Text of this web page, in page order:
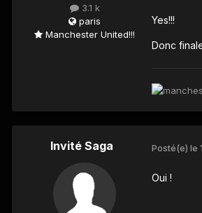
3.1 k
paris
Manchester United!!!
Yes!!!
Donc
Invité Saga Posté(e) le
Oui !